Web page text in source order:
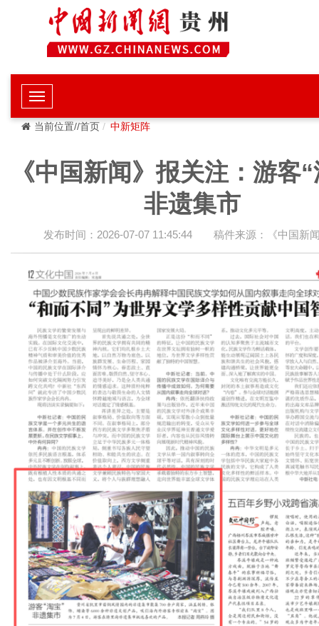
当前位置//首页 中新矩阵
《中国新闻》报关注：游客
非遗集市
发布时间：2026-07-07 11:45:44 稿件来源：《中国新